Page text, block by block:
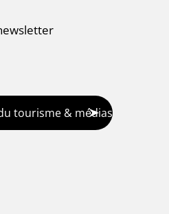
tourisme & médias